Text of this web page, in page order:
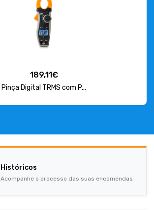
189,11€
Pinça Digital TRMS com P...
Históricos
Acompanhe o processo das suas encomendas